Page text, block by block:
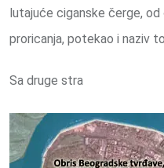
lutajuće ciganske čerge, od
proricanja, potekao i naziv
Sa druge stra